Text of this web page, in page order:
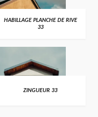
HABILLAGE PLANCHE DE RIVE
33
ZINGUEUR 33